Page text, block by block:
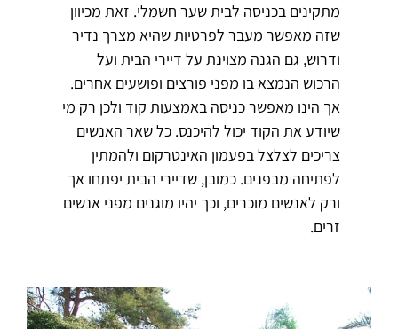
מתקינים בכניסה לבית שער חשמלי. זאת מכיוון
שזה מאפשר מעבר לפרטיות שהיא מצרך נדיר
ודרוש, גם הגנה מצוינת על דיירי הבית ועל
הרכוש הנמצא בו מפני פורצים ופושעים אחרים.
אך הינו מאפשר כניסה באמצעות קוד ולכן רק מי
שיודע את הקוד יכול להיכנס. כל שאר האנשים
צריכים לצלצל בפעמון האינטרקום ולהמתין
לפתיחה מבפנים. כמובן, שדיירי הבית יפתחו אך
ורק לאנשים מוכרים, וכך יהיו מוגנים מפני אנשים
זרים.